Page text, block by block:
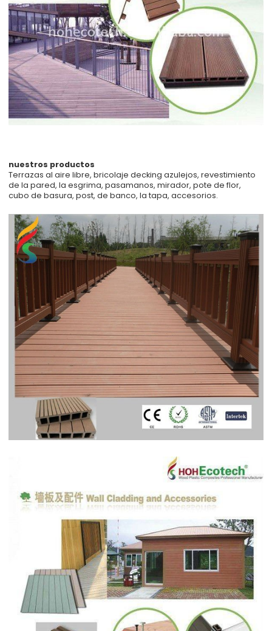
nuestros productos
Terrazas al aire libre, bricolaje decking azulejos, revestimiento
de la pared, la esgrima, pasamanos, mirador, pote de flor,
cubo de basura, post, de banco, la tapa, accesorios.